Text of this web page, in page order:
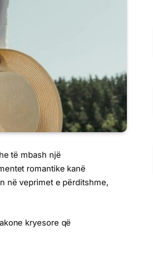
të mbash një
romantike kanë
në veprimet e përditshme,
kryesore që